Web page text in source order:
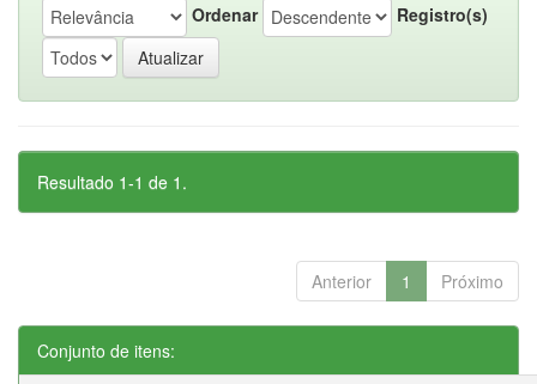
Ordenar
Registro(s)
Resultado 1-1 de 1.
Anterior 1 Próximo
Conjunto de itens: